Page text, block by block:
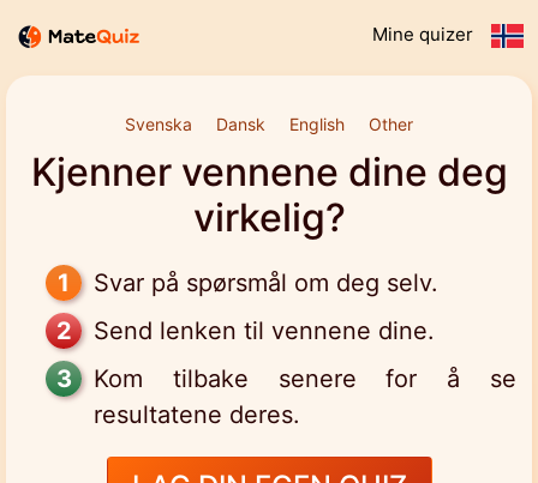
Mine quizer
Svenska Dansk English Other
Kjenner vennene dine deg
virkelig?
Svar på spørsmål om deg selv.
Send lenken til vennene dine.
Kom tilbake senere for å se
resultatene deres.